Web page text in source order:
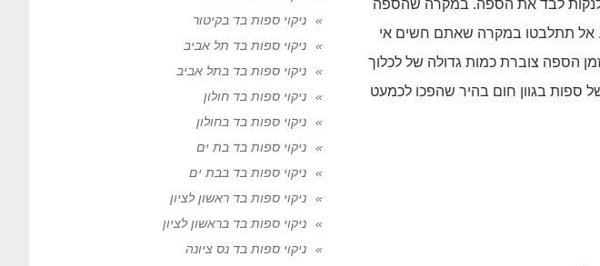
לנקות לבד את הספה. במקרה שהספה
אל תתלבטו במקרה שאתם חשים אי
הספה צוברת כמות גדולה של לכלוך
ספות בגוון חום בהיר שהפכו לכמעט
ניקוי ספות בד בקיטור
ניקוי ספות בד תל אביב
ניקוי ספות בד בתל אביב
ניקוי ספות בד חולון
ניקוי ספות בד בחולון
ניקוי ספות בד בת ים
ניקוי ספות בד בבת ים
ניקוי ספות בד ראשון לציון
ניקוי ספות בד בראשון לציון
ניקוי ספות בד נס ציונה